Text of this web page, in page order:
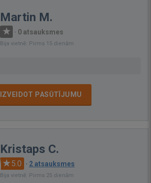
Martin M.
· 0 atsauksmes
Bija vietnē: Pirms 15 dienām
IZVEIDOT PASŪTĪJUMU
Kristaps C.
5.0 · 2 atsauksmes
Bija vietnē: Pirms 25 dienām